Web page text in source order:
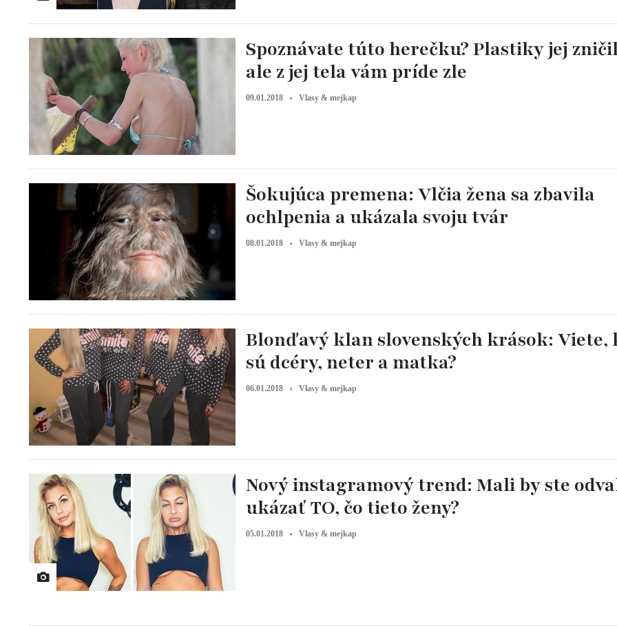
Spoznávate túto herečku? Plastiky jej
ale z jej tela vám príde zle
09.01.2018 Vlasy & mejkap
Šokujúca premena: Vlčia žena sa zbavila
ochlpenia a ukázala svoju tvár
08.01.2018 Vlasy & mejkap
Blonďavý klan slovenských krások: Viete,
sú dcéry, neter a matka?
06.01.2018 Vlasy & mejkap
Nový instagramový trend: Mali by ste
ukázať TO, čo tieto ženy?
05.01.2018 Vlasy & mejkap